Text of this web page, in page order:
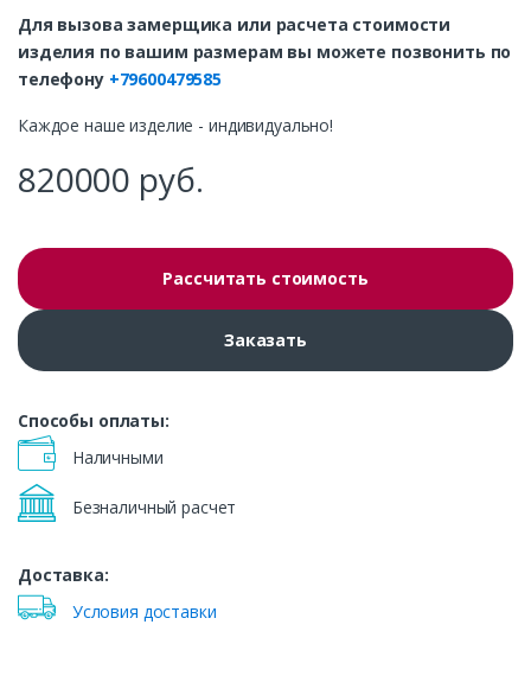
Для вызова замерщика или расчета стоимости
изделия по вашим размерам вы можете позвонить по
телефону +79600479585
Каждое наше изделие - индивидуально!
820000 руб.
Рассчитать стоимость
Заказать
Способы оплаты:
Наличными
Безналичный расчет
Доставка:
Условия доставки